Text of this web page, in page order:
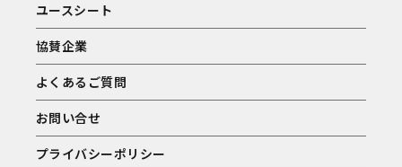
ユースシート
協賛企業
よくあるご質問
お問い合せ
プライバシーポリシー